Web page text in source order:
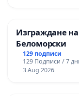
Изграждане
Беломорски
129 подписи
129 Подписи / 7
3 Aug 2026